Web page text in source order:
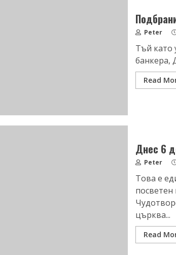
Peter
Тъй като
банкера,
Read
Днес 6
Peter
Това е
църква...
Read